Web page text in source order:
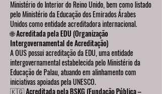
Ministério do Interior do Reino Unido, bem como listado
pelo Ministério da Educação dos Emirados Árabes
Unidos como entidade acreditadora internacional.
🌐 Acreditada pela EDU (Organização
Intergovernamental de Acreditação)
A OUS possui acreditação da EDU, uma entidade
intergovernamental estabelecida pelo Ministério da
Educação de Palau, atuando em alinhamento com
iniciativas apoiadas pela UNESCO.
🇰🇬 Acreditada pela BSKG (Fundação Pública –